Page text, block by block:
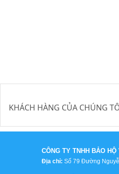
KHÁCH HÀNG CỦA CHÚNG
CÔNG TY TNHH BẢO HỘ
Địa chỉ: Số 79 Đường